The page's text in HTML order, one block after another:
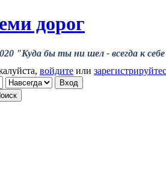
дорог
"Куда бы ты ни шел - всегда к
войдите или